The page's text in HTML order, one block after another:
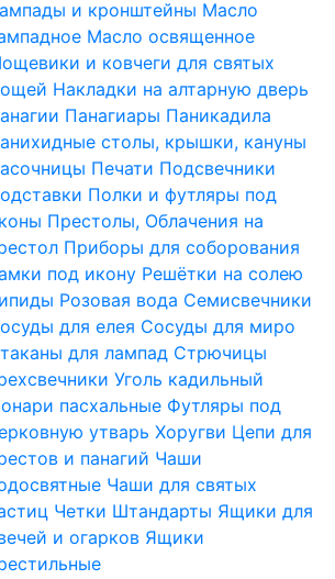
и кронштейны Масло
Масло освященное
и ковчеги для святых
Накладки на алтарную дверь
Панагиары Паникадила
столы, крышки, кануны
Печати Подсвечники
Полки и футляры под
Престолы, Облачения на
Приборы для соборования
под икону Решётки на солею
Розовая вода Семисвечники
для елея Сосуды для миро
для лампад Стрючицы
Уголь кадильный
пасхальные Футляры под
утварь Хоругви Цепи для
и панагий Чаши
Чаши для святых
Четки Штандарты Ящики для
и огарков Ящики